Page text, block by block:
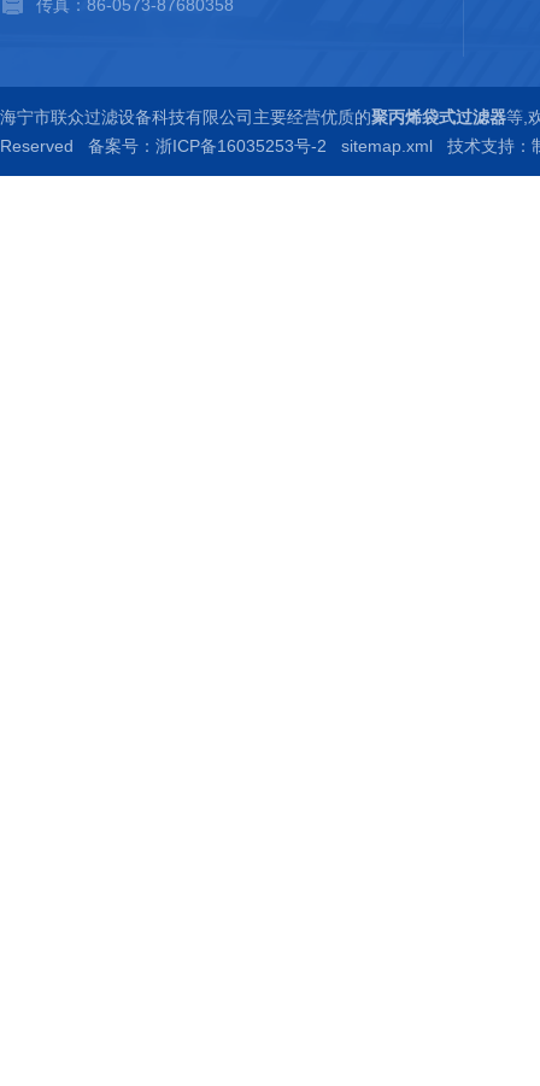
传真：86-0573-87680358
海宁市联众过滤设备科技有限公司主要经营优质的聚丙烯袋式过滤器等,
Reserved 备案号：浙ICP备16035253号-2 sitemap.xml 技术支持：